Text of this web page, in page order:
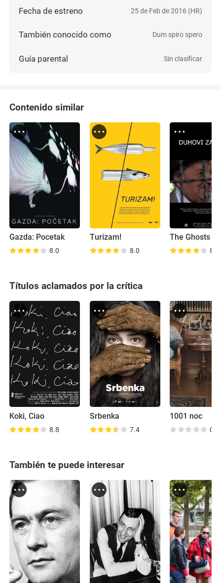
Fecha de estreno 25 de Feb de 2016 (HR)
También conocido como Dum spiro spero
Guía parental Sin clasificar
Contenido similar
Gazda: Pocetak
8.0
Turizam!
8.0 8.0
Títulos aclamados por la crítica
Koki, Ciao
8.8
Srbenka
7.4
1001 noc
0.0
También te puede interesar